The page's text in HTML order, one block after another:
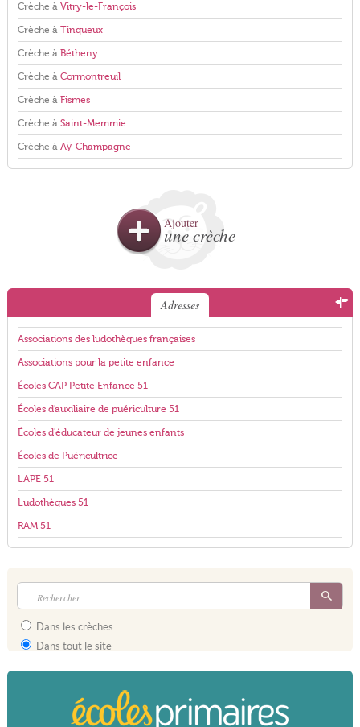
Crèche à Vitry-le-François
Crèche à Tinqueux
Crèche à Bétheny
Crèche à Cormontreuil
Crèche à Fismes
Crèche à Saint-Memmie
Crèche à Aÿ-Champagne
Ajouter
une crèche
Adresses
Associations des ludothèques françaises
Associations pour la petite enfance
Écoles CAP Petite Enfance 51
Écoles d'auxiliaire de puériculture 51
Écoles d'éducateur de jeunes enfants
Écoles de Puéricultrice
LAPE 51
Ludothèques 51
RAM 51
Dans les crèches
Dans tout le site